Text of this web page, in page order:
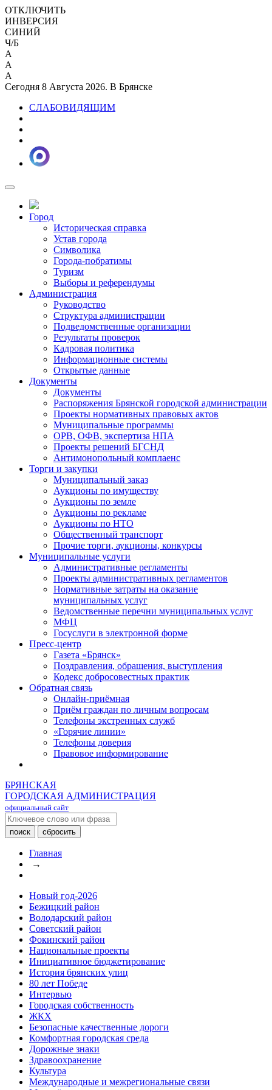
ОТКЛЮЧИТЬ
ИНВЕРСИЯ
СИНИЙ
Ч/Б
A
A
A
Сегодня 8 Августа 2026. В Брянске
СЛАБОВИДЯЩИМ
Город
Историческая справка
Устав города
Символика
Города-побратимы
Туризм
Выборы и референдумы
Администрация
Руководство
Структура администрации
Подведомственные организации
Результаты проверок
Кадровая политика
Информационные системы
Открытые данные
Документы
Документы
Распоряжения Брянской городской администрации
Проекты нормативных правовых актов
Муниципальные программы
ОРВ, ОФВ, экспертиза НПА
Проекты решений БГСНД
Антимонопольный комплаенс
Торги и закупки
Муниципальный заказ
Аукционы по имуществу
Аукционы по земле
Аукционы по рекламе
Аукционы по НТО
Общественный транспорт
Прочие торги, аукционы, конкурсы
Муниципальные услуги
Административные регламенты
Проекты административных регламентов
Нормативные затраты на оказание
муниципальных услуг
Ведомственные перечни муниципальных услуг
МФЦ
Госуслуги в электронной форме
Пресс-центр
Газета «Брянск»
Поздравления, обращения, выступления
Кодекс добросовестных практик
Обратная связь
Онлайн-приёмная
Приём граждан по личным вопросам
Телефоны экстренных служб
«Горячие линии»
Телефоны доверия
Правовое информирование
БРЯНСКАЯ
ГОРОДСКАЯ АДМИНИСТРАЦИЯ
официальный сайт
Главная
→
Новый год-2026
Бежицкий район
Володарский район
Советский район
Фокинский район
Национальные проекты
Инициативное бюджетирование
История брянских улиц
80 лет Победе
Интервью
Городская собственность
ЖКХ
Безопасные качественные дороги
Комфортная городская среда
Дорожные знаки
Здравоохранение
Культура
Международные и межрегиональные связи